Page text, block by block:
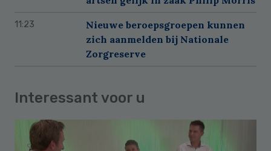
11:23
Nieuwe beroepsgroepen kunnen
zich aanmelden bij Nationale
Zorgreserve
Interessant voor u